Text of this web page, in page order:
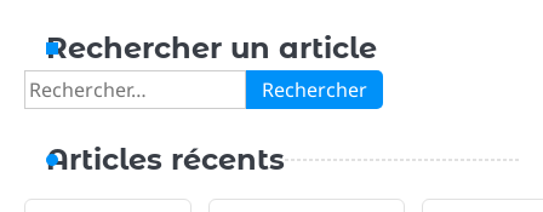
Rechercher un article
Rechercher :
Articles récents